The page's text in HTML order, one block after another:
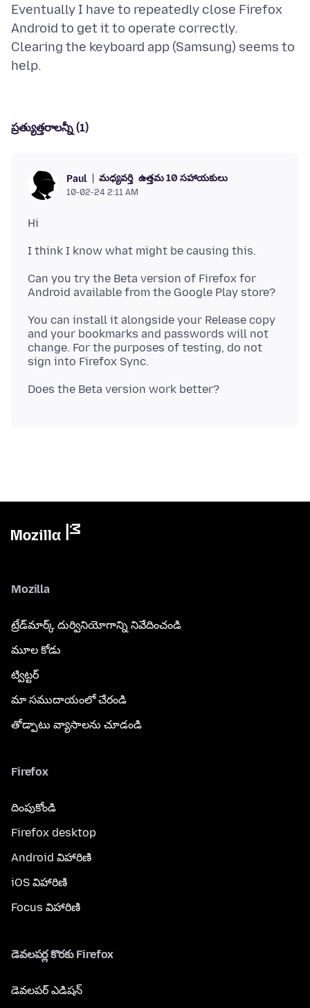
Eventually I have to repeatedly close Firefox
Android to get it to operate correctly.
Clearing the keyboard app (Samsung) seems to
ప్రత్యుత్తరాలన్నీ (1)
Paul మధ్యవర్తి ఉత్తమ 10 సహాయకులు
10-02-24 2:11 AM
Can you try the Beta version of Firefox for
You can install it alongside your Release copy
and your bookmarks and passwords will not
change. For the purposes of testing, do not
Mozilla
ట్రేడ్‌మార్క్ దుర్వినియోగాన్ని నివేదించండి
మూల కోడు
ట్విట్టర్
మా సముదాయంలో చేరండి
తోడ్పాటు వ్యాసాలను చూడండి
Firefox
దింపుకోండి
Firefox desktop
Android విహారిణి
iOS విహారిణి
Focus విహారిణి
డెవలపర్ల కొరకు Firefox
డెవలపర్ ఎడిషన్